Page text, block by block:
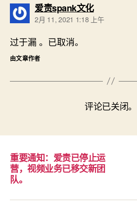
爱责spank文化说：
2月 11, 2021 1:18 上午
过于漏 。已取消。
由文章作者
评论已关闭。
重要通知：爱责已停止运
营，视频业务已移交新团
队。